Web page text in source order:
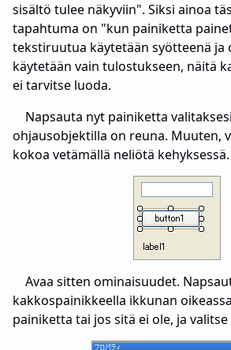
sisältö tulee näkyviin". Siksi ainoa
tapahtuma on "kun painiketta
tekstiruutua käytetään syötteenä ja
käytetään vain tulostukseen, näitä
ei tarvitse luoda.
Napsauta nyt painiketta
ohjausobjektilla on reuna. Muuten,
kokoa vetämällä neliötä kehyksessä.
Avaa sitten ominaisuudet.
kakkospainikkeella ikkunan
painiketta tai jos sitä ei ole, ja